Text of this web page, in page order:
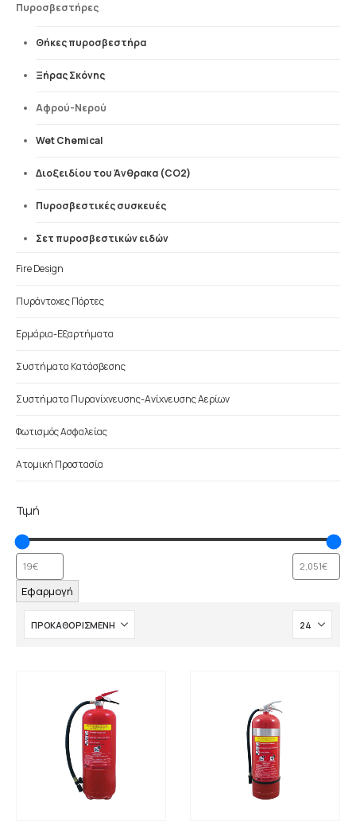
Πυροσβεστήρες
Θήκες πυροσβεστήρα
Ξήρας Σκόνης
Αφρού-Νερού
Wet Chemical
Διοξειδίου του Άνθρακα (CO2)
Πυροσβεστικές συσκευές
Σετ πυροσβεστικών ειδών
Fire Design
Πυράντοχες Πόρτες
Ερμάρια-Εξαρτήματα
Συστήματα Κατάσβεσης
Συστήματα Πυρανίχνευσης-Ανίχνευσης Αερίων
Φωτισμός Ασφαλείας
Ατομική Προστασία
Τιμή
Εφαρμογή